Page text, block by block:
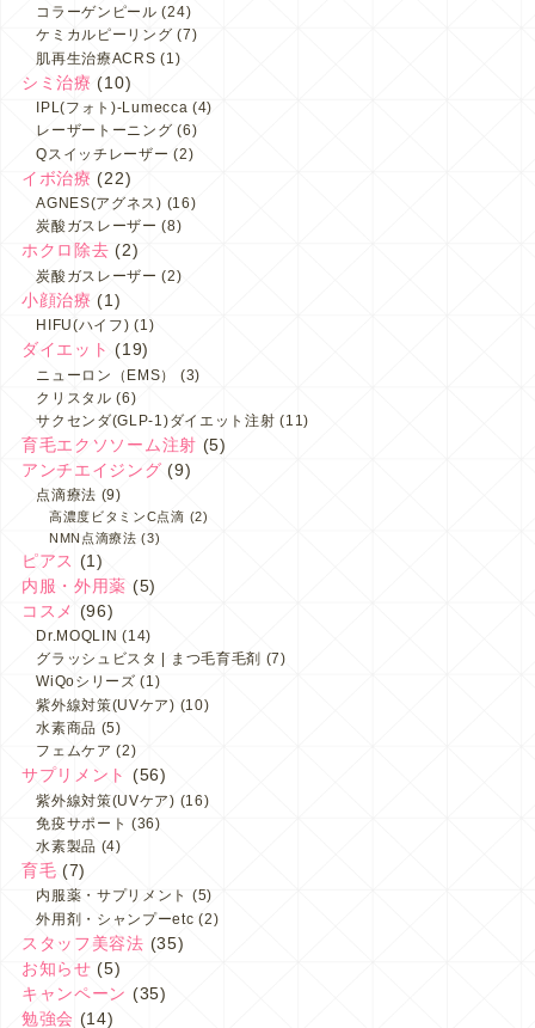
コラーゲンピール (24)
ケミカルピーリング (7)
肌再生治療ACRS (1)
シミ治療 (10)
IPL(フォト)-Lumecca (4)
レーザートーニング (6)
Qスイッチレーザー (2)
イボ治療 (22)
AGNES(アグネス) (16)
炭酸ガスレーザー (8)
ホクロ除去 (2)
炭酸ガスレーザー (2)
小顔治療 (1)
HIFU(ハイフ) (1)
ダイエット (19)
ニューロン（EMS）
(3)
クリスタル (6)
サクセンダ(GLP-1)ダイエット注射 (11)
育毛エクソソーム注射 (5)
アンチエイジング (9)
点滴療法 (9)
高濃度ビタミンC点滴 (2)
NMN点滴療法 (3)
ピアス (1)
内服・外用薬 (5)
コスメ
(96)
Dr.MOQLIN (14)
グラッシュビスタ | まつ毛育毛剤 (7)
WiQoシリーズ (1)
紫外線対策(UVケア) (10)
水素商品 (5)
フェムケア (2)
サプリメント (56)
紫外線対策(UVケア) (16)
免疫サポート (36)
水素製品 (4)
育毛 (7)
内服薬・サプリメント (5)
外用剤・シャンプーetc (2)
スタッフ美容法 (35)
お知らせ (5)
キャンペーン (35)
勉強会 (14)